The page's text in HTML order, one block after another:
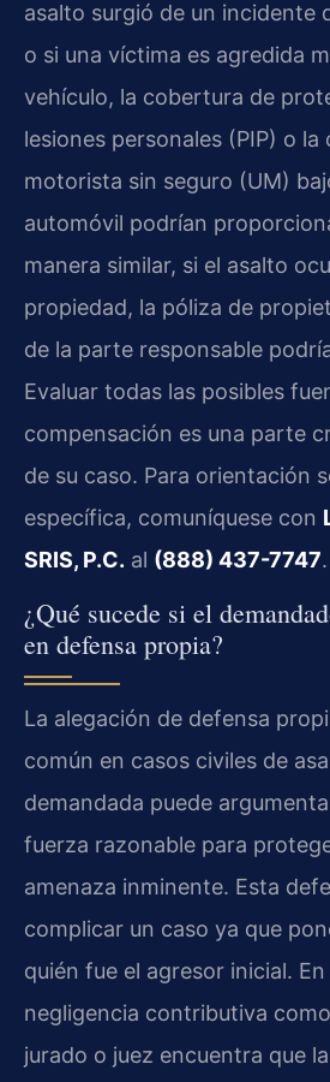
asalto surgió de un incidente
o si una víctima es agredida
vehículo, la cobertura de
lesiones personales (PIP) o
motorista sin seguro (UM)
automóvil podrían
manera similar, si el asalto
propiedad, la póliza de
de la parte responsable
Evaluar todas las posibles
compensación es una parte
de su caso. Para orientación
específica, comuníquese con
SRIS, P.C. al (888) 437-7747.
¿Qué sucede si el
en defensa propia?
La alegación de defensa
común en casos civiles de
demandada puede
fuerza razonable para
amenaza inminente. Esta
complicar un caso ya que
quién fue el agresor inicial.
negligencia contributiva
jurado o juez encuentra que